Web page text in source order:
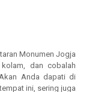
Monumen Jogja
dan cobalah
Anda dapati di
ini, sering juga